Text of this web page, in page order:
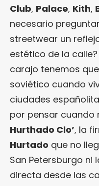
Club, Palace, Kith,
necesario
streetwear un
estético de la
carajo tenemos
soviético cuando
ciudades
por pensar cuando
Hurthado Clo’, la
Hurtado que no
San Petersburgo ni
directa desde las